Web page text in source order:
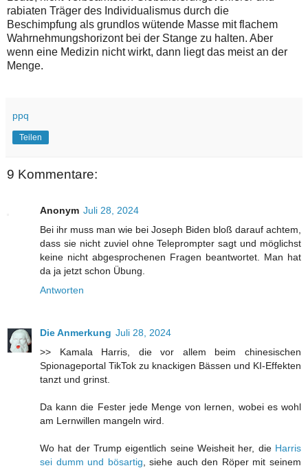
rabiaten Träger des Individualismus durch die
Beschimpfung als grundlos wütende Masse mit flachem
Wahrnehmungshorizont bei der Stange zu halten. Aber
wenn eine Medizin nicht wirkt, dann liegt das meist an der
Menge.
ppq
Teilen
9 Kommentare:
Anonym Juli 28, 2024
Bei ihr muss man wie bei Joseph Biden bloß darauf achtem,
dass sie nicht zuviel ohne Teleprompter sagt und möglichst
keine nicht abgesprochenen Fragen beantwortet. Man hat
da ja jetzt schon Übung.
Antworten
Die Anmerkung Juli 28, 2024
>> Kamala Harris, die vor allem beim chinesischen
Spionageportal TikTok zu knackigen Bässen und KI-Effekten
tanzt und grinst.
Da kann die Fester jede Menge von lernen, wobei es wohl
am Lernwillen mangeln wird.
Wo hat der Trump eigentlich seine Weisheit her, die Harris
sei dumm und bösartig , siehe auch den Röper mit seinem